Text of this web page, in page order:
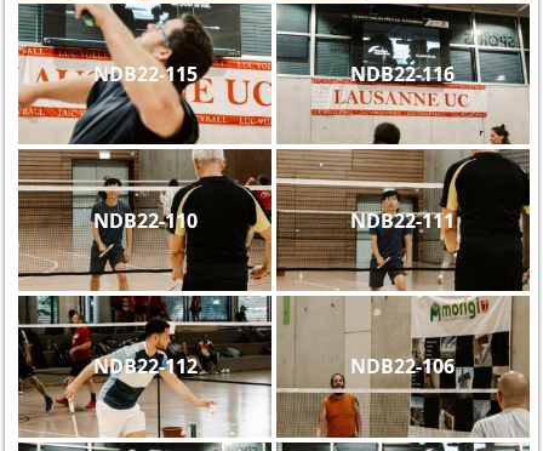
NDB22-115 NDB22-116
NDB22-110 NDB22-111
NDB22-112 NDB22-106